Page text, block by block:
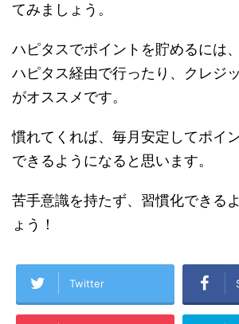
てみましょう。
ハピタスでポイントを貯めるには
ハピタス経由で行ったり、クレジ
がオススメです。
慣れてくれば、毎月安定してポイ
できるようになると思います。
苦手意識を持たず、習慣化できる
ょう！
Twitter